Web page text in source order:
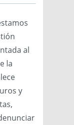
al
la
y